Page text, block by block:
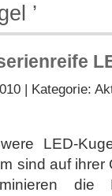
’
| Kategorie:
LED-
sind auf
die